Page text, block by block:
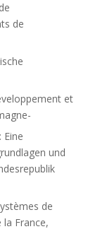
de
et
Eine
und
de
France,